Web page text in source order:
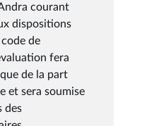
courant
dispositions
de
fera
de la part
et sera soumise
des